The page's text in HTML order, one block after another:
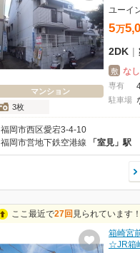
マンション
3枚
ユーイ
5万
2DK |
敷 なし
専有
駐車場
福岡市西区愛宕3-4-10
福岡市営地下鉄空港線 「室見」駅
ここ最近で27回 見られています
箱崎宮
☆JR箱